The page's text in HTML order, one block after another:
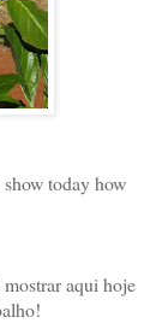
today how
aqui hoje